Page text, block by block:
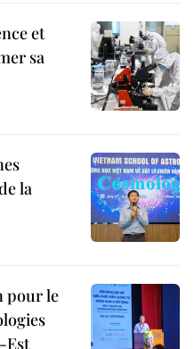
et
sa
la
pour le
Est